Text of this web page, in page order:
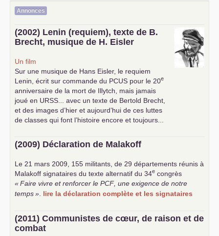
Annonces
(2002) Lenin (requiem), texte de B.
Brecht, musique de H. Eisler
Un film
Sur une musique de Hans Eisler, le requiem
Lenin, écrit sur commande du PCUS pour le 20e
anniversaire de la mort de Illytch, mais jamais
joué en URSS ... avec un texte de Bertold Brecht,
et des images d’hier et aujourd’hui de ces luttes
de classes qui font l’histoire encore et toujours...
(2009) Déclaration de Malakoff
Le 21 mars 2009, 155 militants, de 29 départements réunis à
Malakoff signataires du texte alternatif du 34e congrès
«Faire vivre et renforcer le PCF , une exigence de notre
temps» lire la déclaration complète et les signataires
(2011) Communistes de cœur, de raison et de
combat